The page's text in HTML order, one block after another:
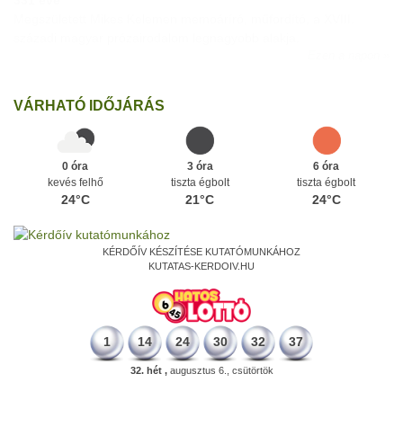
VÁRHATÓ IDŐJÁRÁS
0 óra
kevés felhő
24°C
3 óra
tiszta égbolt
21°C
6 óra
tiszta égbolt
24°C
KÉRDŐÍV KÉSZÍTÉSE KUTATÓMUNKÁHOZ
KUTATAS-KERDOIV.HU
1 14 24 30 32 37
32. hét ,augusztus 6., csütörtök